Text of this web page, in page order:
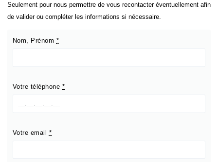
Seulement pour nous permettre de vous recontacter éventuellement afin
de valider ou compléter les informations si nécessaire.
Nom, Prénom *
Votre téléphone *
Votre email *